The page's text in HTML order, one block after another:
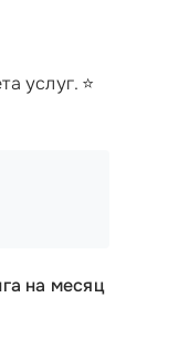
услуг. ⭐
на месяц